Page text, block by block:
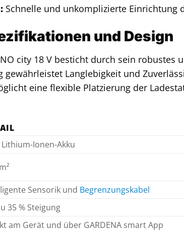
Schnelle und unkomplizierte Einrichtung
und Design
city 18 V besticht durch sein
gewährleistet Langlebigkeit und
eine flexible Platzierung der
Lithium-Ionen-Akku
Sensorik und Begrenzungskabel
35 % Steigung
am Gerät und über GARDENA smart App